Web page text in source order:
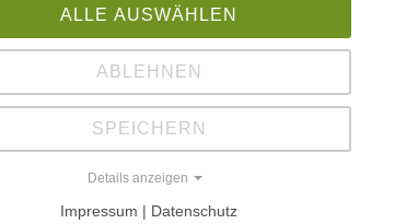
ALLE AUSWÄHLEN
ABLEHNEN
SPEICHERN
Details anzeigen
Impressum | Datenschutz